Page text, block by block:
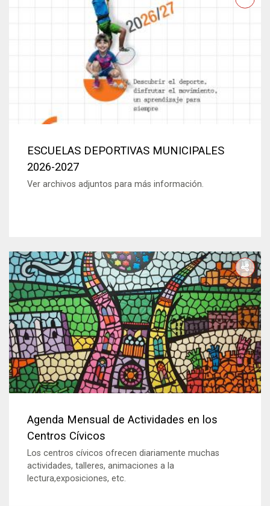
ESCUELAS DEPORTIVAS MUNICIPALES
2026-2027
Ver archivos adjuntos para más información.
Agenda Mensual de Actividades en los
Centros Cívicos
Los centros cívicos ofrecen diariamente muchas
actividades, talleres, animaciones a la
lectura,exposiciones, etc.